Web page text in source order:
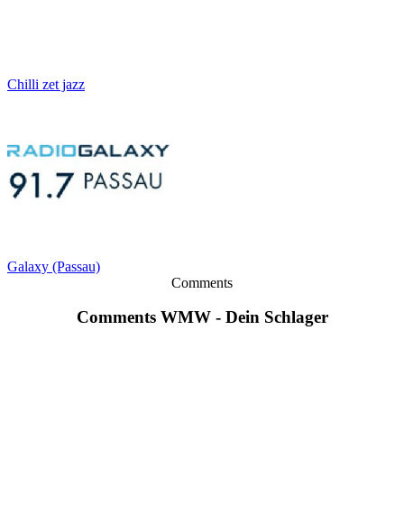
Chilli zet jazz
Galaxy (Passau)
Comments
Comments WMW - Dein Schlager